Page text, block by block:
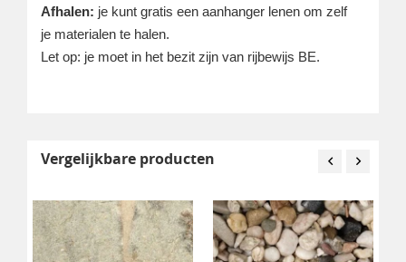
Afhalen: je kunt gratis een aanhanger lenen om zelf
je materialen te halen.
Let op: je moet in het bezit zijn van rijbewijs BE.
Vergelijkbare producten